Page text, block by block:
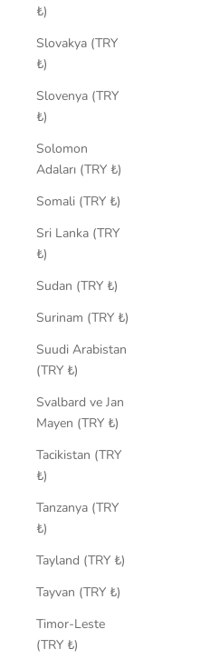
₺)
Slovakya (TRY
₺)
Slovenya (TRY
₺)
Solomon
Adaları (TRY ₺)
Somali (TRY ₺)
Sri Lanka (TRY
₺)
Sudan (TRY ₺)
Surinam (TRY ₺)
Suudi Arabistan
(TRY ₺)
Svalbard ve Jan
Mayen (TRY ₺)
Tacikistan (TRY
₺)
Tanzanya (TRY
₺)
Tayland (TRY ₺)
Tayvan (TRY ₺)
Timor-Leste
(TRY ₺)